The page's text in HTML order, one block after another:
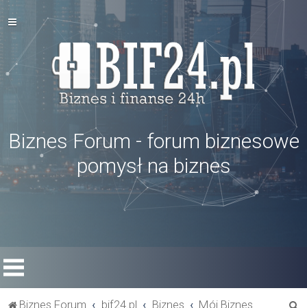
Biznes Forum - forum biznesowe
pomysł na biznes
Biznes Forum bif24.pl Biznes Mój Biznes